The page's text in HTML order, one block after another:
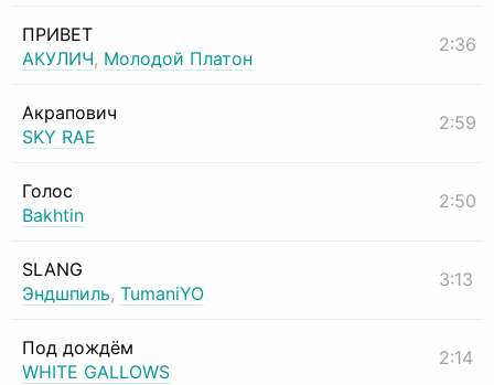
ПРИВЕТ
АКУЛИЧ, Молодой Платон
2:36
Акрапович
SKY RAE
2:59
Голос
Bakhtin
2:50
SLANG
Эндшпиль, TumaniYO
3:13
Под дождём
WHITE GALLOWS
2:14